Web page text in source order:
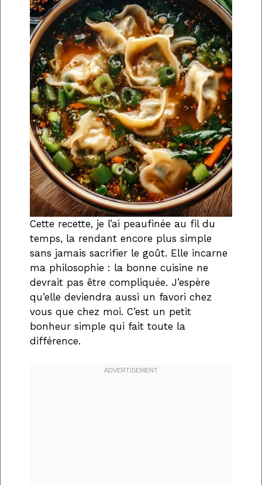
Cette recette, je l’ai peaufinée au fil du
temps, la rendant encore plus simple
sans jamais sacrifier le goût. Elle incarne
ma philosophie : la bonne cuisine ne
devrait pas être compliquée. J’espère
qu’elle deviendra aussi un favori chez
vous que chez moi. C’est un petit
bonheur simple qui fait toute la
différence.